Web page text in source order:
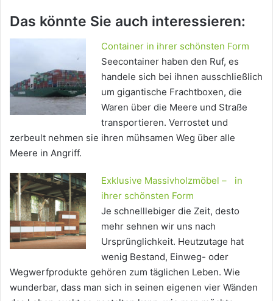
Das könnte Sie auch interessieren:
Container in ihrer schönsten Form
Seecontainer haben den Ruf, es
handele sich bei ihnen ausschließlich
um gigantische Frachtboxen, die
Waren über die Meere und Straße
transportieren. Verrostet und
zerbeult nehmen sie ihren mühsamen Weg über alle
Meere in Angriff.
Exklusive Massivholzmöbel – in
ihrer schönsten Form
Je schnelllebiger die Zeit, desto
mehr sehnen wir uns nach
Ursprünglichkeit. Heutzutage hat
wenig Bestand, Einweg- oder
Wegwerfprodukte gehören zum täglichen Leben. Wie
wunderbar, dass man sich in seinen eigenen vier Wänden